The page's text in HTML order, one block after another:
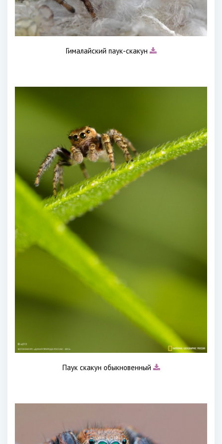
Гималайский паук-скакун
Паук скакун обыкновенный